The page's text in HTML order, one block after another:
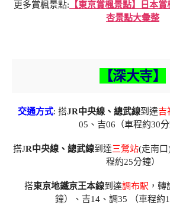
更多賞楓景點: 【東京賞楓景點】日本
杏景點大彙整
【深大寺】
交通方式: 搭JR中央線、總武線到達吉
05、吉06（車程約30分
搭JR中央線、總武線到達三鶯站(走南
程約25分鐘）
搭東京地鐵京王本線到達調布駅 ，
鐘）、吉14、調35 （車程約